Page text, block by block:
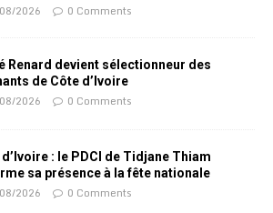
2026 0 Comments
Renard devient sélectionneur des
de Côte d’Ivoire
2026 0 Comments
: le PDCI de Tidjane Thiam
sa présence à la fête nationale
2026 0 Comments